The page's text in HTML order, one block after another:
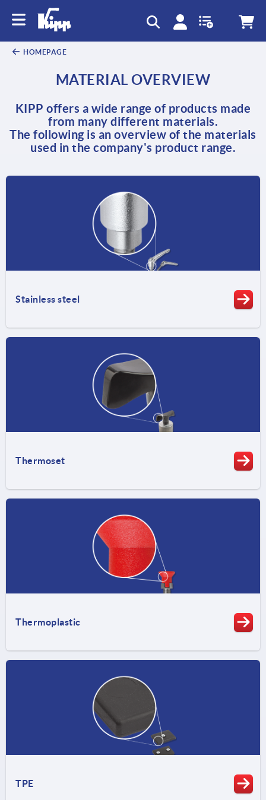
HOMEPAGE
MATERIAL OVERVIEW
KIPP offers a wide range of products made
from many different materials.
The following is an overview of the materials
used in the company's product range.
Stainless steel
Thermoset
Thermoplastic
TPE